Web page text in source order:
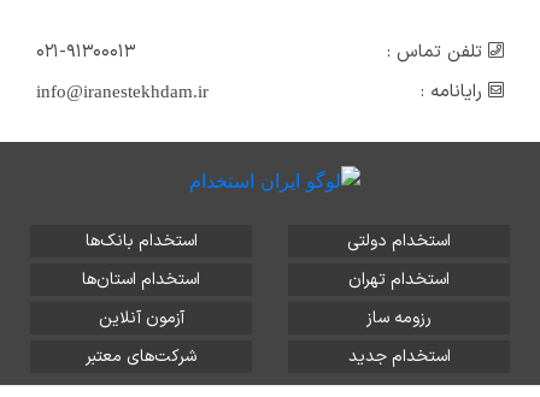
تلفن تماس :
۰۲۱-۹۱۳۰۰۰۱۳
رایانامه :
info@iranestekhdam.ir
استخدام دولتی
استخدام بانک‌ها
استخدام تهران
استخدام استان‌ها
رزومه ساز
آزمون آنلاین
استخدام جدید
شرکت‌های معتبر